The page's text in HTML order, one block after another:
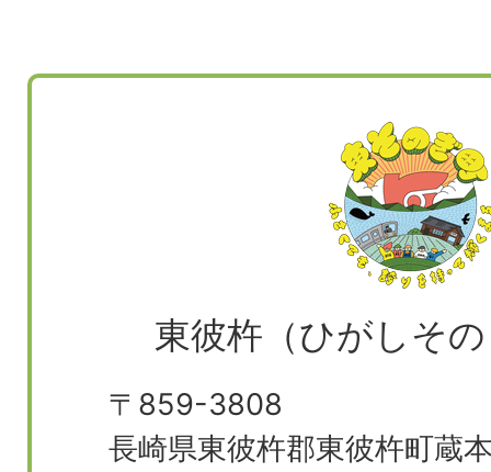
東彼杵（ひがしそ
〒859-3808
長崎県東彼杵郡東彼杵町蔵